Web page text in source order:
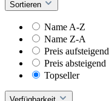
Sortieren
Name A-Z
Name Z-A
Preis aufsteigend
Preis absteigend
Topseller